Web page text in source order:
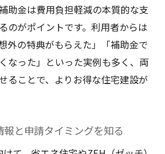
助金は費用負担軽減の本質的な支
のがポイントです。利用者からは
外の特典がもらえた」「補助金で
なった」といった実例も多く、両
ることで、よりお得な住宅建設が
と申請タイミングを知る